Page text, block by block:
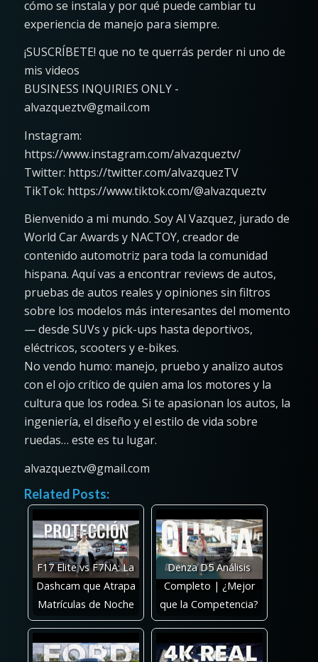
cómo se instala y por qué puede cambiar tu
experiencia de manejo para siempre.
¡SUSCRÍBETE! que no te querrás perder ni uno de
mis videos
BUSINESS INQUIRIES ONLY -
alvazqueztv@gmail.com
Instagram:
https://www.instagram.com/alvazqueztv/
Twitter: https://twitter.com/alvazquezTV
TikTok: https://www.tiktok.com/@alvazqueztv
Bienvenido a mi mundo. Soy Al Vazquez, jurado de
World Car Awards y NACTOY, creador de
contenido automotriz para toda la comunidad
hispana. Aquí vas a encontrar reviews de autos,
pruebas de autos reales y opiniones sin filtros
sobre los modelos más interesantes del momento
— desde SUVs y pick-ups hasta deportivos,
eléctricos, scooters y e-bikes.
No vendo humo: manejo, pruebo y analizo autos
con el ojo crítico de quien ama los motores y la
cultura que los rodea. Si te apasionan los autos, la
ingeniería, el diseño y el estilo de vida sobre
ruedas… este es tu lugar.
alvazqueztv@gmail.com
Related Posts:
F17 Elite vs F7NA: La
Dashcam que Atrapa
Matrículas de Noche
Denza D5 Análisis
Completo | ¿Mejor
que la Competencia?